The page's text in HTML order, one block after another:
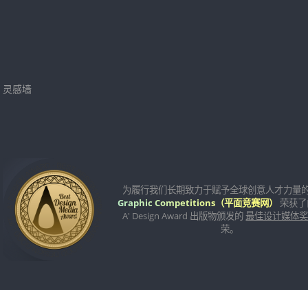
灵感墙
为履行我们长期致力于赋予全球创意人才力量
Graphic Competitions（平面竞赛网）
荣获
A' Design Award 出版物颁发的最佳设计媒体奖
荣。